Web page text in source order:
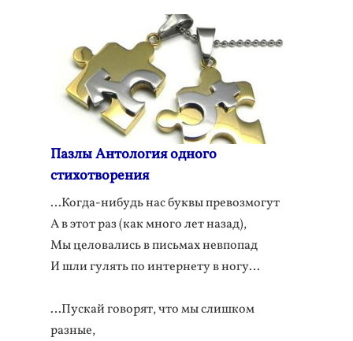
Пазлы Антология одного
стихотворения
…Когда-нибудь нас буквы превозмогут
А в этот раз (как много лет назад),
Мы целовались в письмах невпопад
И шли гулять по интернету в ногу…
…Пускай говорят, что мы слишком
разные,